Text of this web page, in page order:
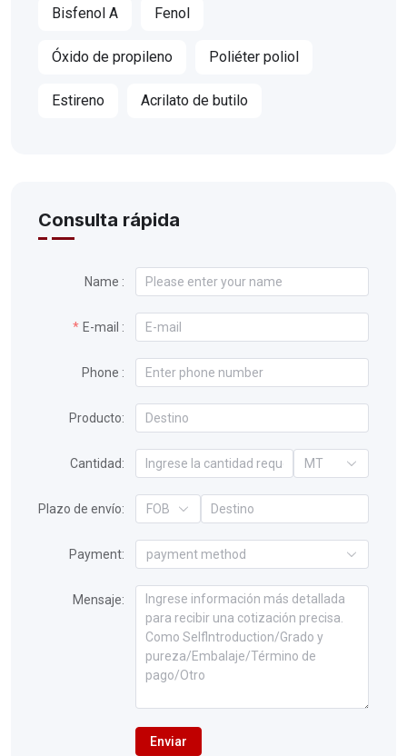
Bisfenol A Fenol
Óxido de propileno Poliéter poliol
Estireno Acrilato de butilo
Consulta rápida
Name :
E-mail :
Phone :
Producto:
Cantidad: MT
Plazo de envío: FOB
Payment: payment method
Mensaje:
Enviar